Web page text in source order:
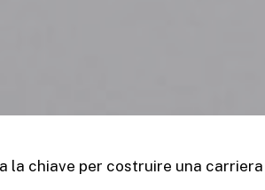
la chiave per costruire una